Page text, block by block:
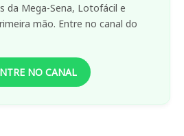
da Mega-Sena, Lotofácil e
mão. Entre no canal do
NO CANAL